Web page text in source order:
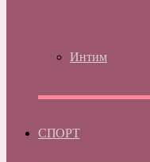
Интим
СПОРТ